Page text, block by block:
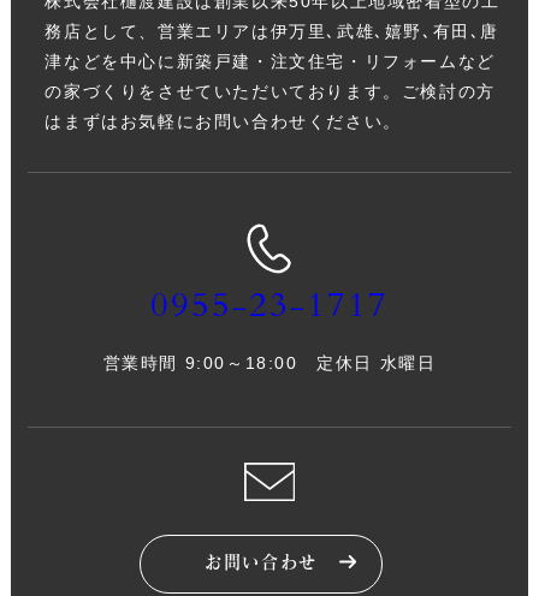
務店として、営業エリアは伊万里､武雄､嬉野､有田､唐
津などを中心に新築戸建・注文住宅・リフォームなど
の家づくりをさせていただいております。ご検討の方
はまずはお気軽にお問い合わせください。
0955-23-1717
営業時間 9:00～18:00 定休日 水曜日
お問い合わせ